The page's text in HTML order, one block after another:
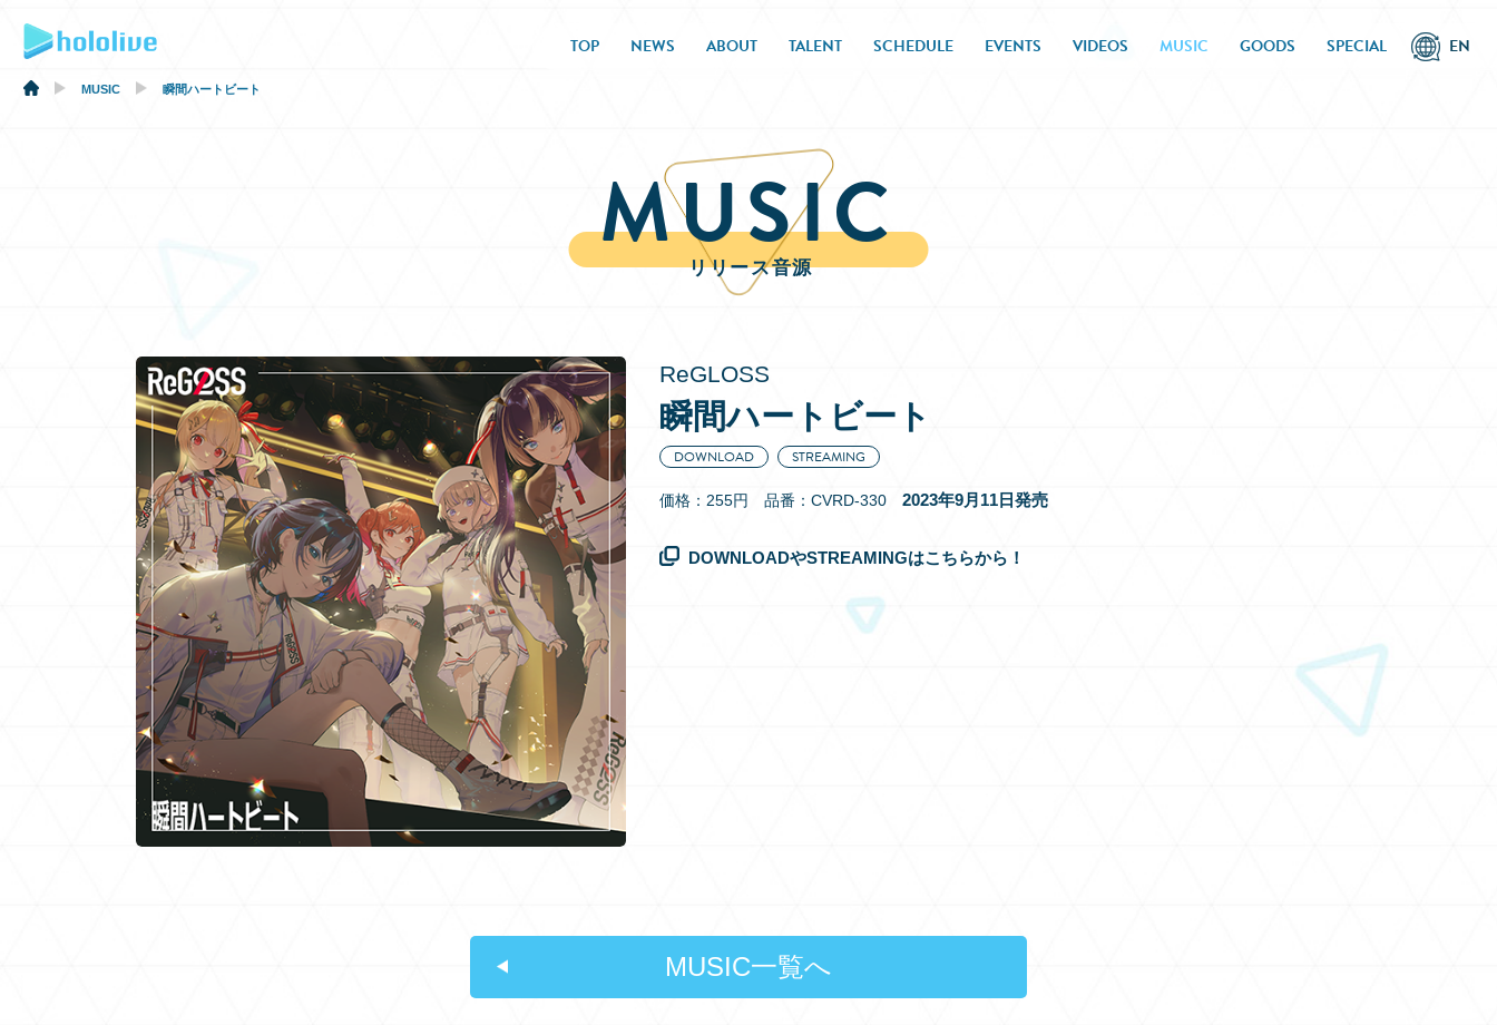
TOP NEWS ABOUT TALENT SCHEDULE EVENTS VIDEOS MUSIC GOODS SPECIAL EN
MUSIC 瞬間ハートビート
MUSIC
リリース音源
ReGLOSS
瞬間ハートビート
DOWNLOAD STREAMING
価格：255円 品番：CVRD-330 2023年9月11日発売
DOWNLOADやSTREAMINGはこちらから！
MUSIC一覧へ